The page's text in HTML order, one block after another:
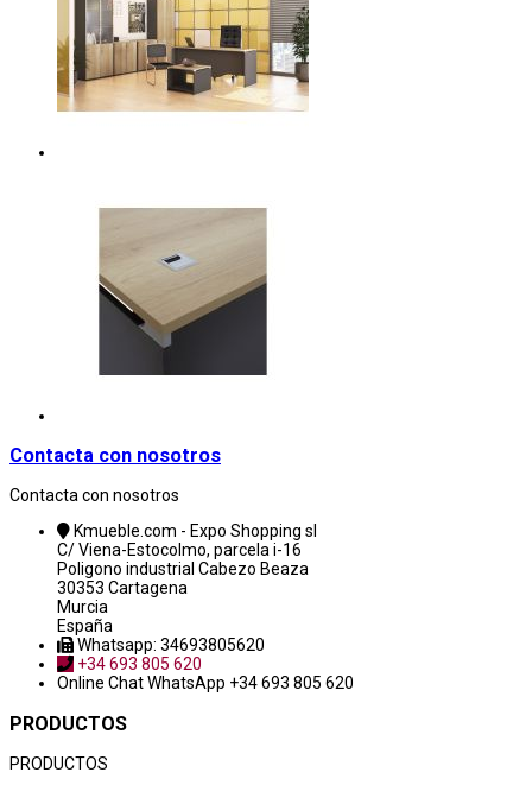
Contacta con nosotros
Contacta con nosotros
Kmueble.com - Expo Shopping sl
C/ Viena-Estocolmo, parcela i-16
Poligono industrial Cabezo Beaza
30353 Cartagena
Murcia
España
Whatsapp: 34693805620
+34 693 805 620
Online ChatWhatsApp +34 693 805 620
PRODUCTOS
PRODUCTOS